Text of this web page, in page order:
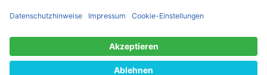
* Alle Preise inkl. gesetzlicher USt., zzgl.Versand
© Tauchschule Ruhrpott Divers Thomas Reich 2025